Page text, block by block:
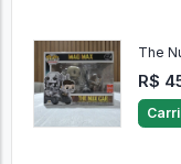
The
R$